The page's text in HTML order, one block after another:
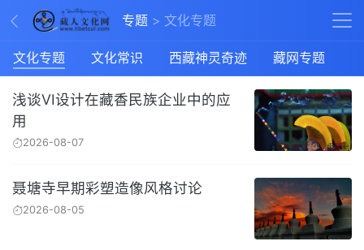
专题 文化专题
文化专题 文化常识 西藏神灵奇迹 藏网专题
浅谈VI设计在藏香民族企业中的应
用
2026-08-07
聂塘寺早期彩塑造像风格讨论
2026-08-05